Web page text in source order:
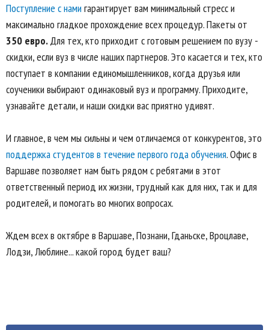
Поступление с нами гарантирует вам минимальный стресс и
максимально гладкое прохождение всех процедур. Пакеты от
350 евро.Для тех, кто приходит с готовым решением по вузу -
скидки, если вуз в числе наших партнеров. Это касается и тех, кто
поступает в компании единомышленников, когда друзья или
соученики выбирают одинаковый вуз и программу. Приходите,
узнавайте детали, и наши скидки вас приятно удивят.
И главное, в чем мы сильны и чем отличаемся от конкурентов, это
поддержка студентов в течение первого года обучения. Офис в
Варшаве позволяет нам быть рядом с ребятами в этот
ответственный период их жизни, трудный как для них, так и для
родителей, и помогать во многих вопросах.
Ждем всех в октябре в Варшаве, Познани, Гданьске, Вроцлаве,
Лодзи, Люблине... какой город будет ваш?